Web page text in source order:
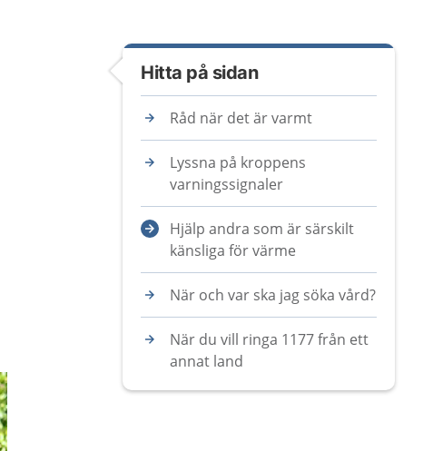
Hitta på sidan
Råd när det är varmt
Lyssna på kroppens
varningssignaler
Hjälp andra som är särskilt
känsliga för värme
När och var ska jag söka vård?
När du vill ringa 1177 från ett
annat land